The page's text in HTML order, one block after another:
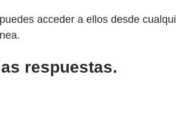
acceder a ellos desde
respuestas.